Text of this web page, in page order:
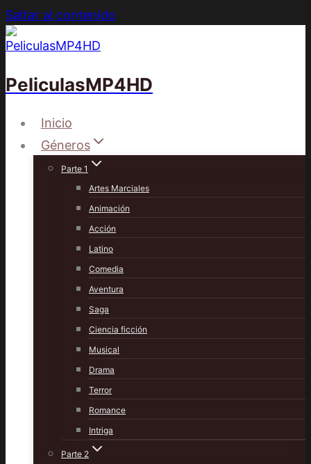
Saltar al contenido
PeliculasMP4HD
Inicio
Géneros
Parte 1
Artes Marciales
Animación
Acción
Latino
Comedia
Aventura
Saga
Ciencia ficción
Musical
Drama
Terror
Romance
Intriga
Parte 2